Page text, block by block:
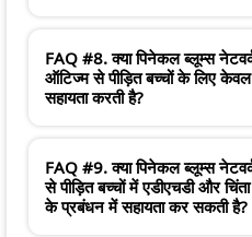
FAQ #8. क्या पिनेकल ब्लूम्स
ऑटिज्म से पीड़ित बच्चों के लिए
सहायता करती है?
FAQ #9. क्या पिनेकल ब्लूम्स
से पीड़ित बच्चों में एडीएचडी और
के प्रबंधन में सहायता कर सकती है?